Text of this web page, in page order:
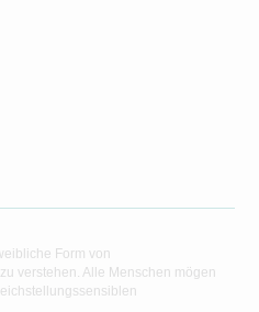
Form von
verstehen. Alle Menschen mögen